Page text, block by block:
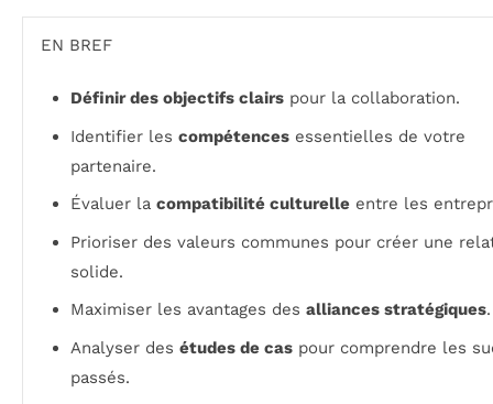
EN BREF
Définir des objectifs clairs pour la collaboration.
Identifier les compétences essentielles de votre
partenaire.
Évaluer la compatibilité culturelle entre les
Prioriser des valeurs communes pour créer une
solide.
Maximiser les avantages des alliances stratégiques.
Analyser des études de cas pour comprendre les
passés.